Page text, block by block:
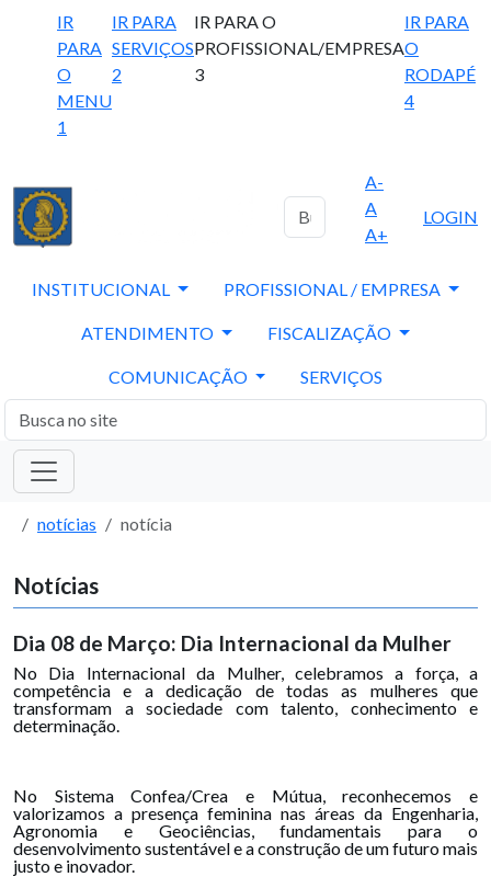
IR
PARA
O
MENU
1
IR PARA
SERVIÇOS
2
IR PARA O
PROFISSIONAL/EMPRESA
3
IR PARA
O
RODAPÉ
4
A-
A
A+
LOGIN
INSTITUCIONAL PROFISSIONAL / EMPRESA
ATENDIMENTO FISCALIZAÇÃO
COMUNICAÇÃO SERVIÇOS
notícias notícia
Notícias
Dia 08 de Março: Dia Internacional da Mulher
No Dia Internacional da Mulher, celebramos a força, a
competência e a dedicação de todas as mulheres que
transformam a sociedade com talento, conhecimento e
determinação.
No Sistema Confea/Crea e Mútua, reconhecemos e
valorizamos a presença feminina nas áreas da Engenharia,
Agronomia e Geociências, fundamentais para o
desenvolvimento sustentável e a construção de um futuro mais
justo e inovador.